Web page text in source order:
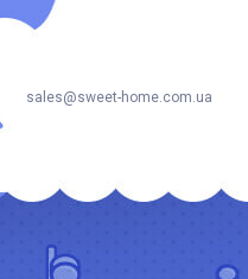
sales@sweet-home.com.ua